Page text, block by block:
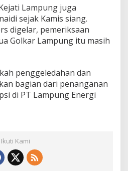
5
M
i
l
i
Lampung juga
sejak Kamis siang.
digelar, pemeriksaan
Golkar Lampung itu masih
penggeledahan dan
bagian dari penanganan
di PT Lampung Energi
Ikuti Kami